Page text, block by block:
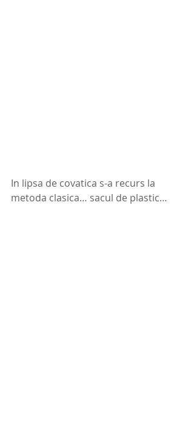
In lipsa de covatica s-a recurs la
metoda clasica… sacul de plastic…